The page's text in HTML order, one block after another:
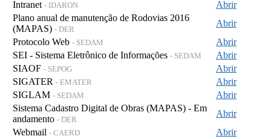
Intranet - IDARON
Abrir
Plano anual de manutenção de Rodovias 2016
(MAPAS) - DER
Abrir
Protocolo Web - SEDAM
Abrir
SEI - Sistema Eletrônico de Informações - SEDAM
Abrir
SIAOF - SEPOG
Abrir
SIGATER - EMATER
Abrir
SIGLAM - SEDAM
Abrir
Sistema Cadastro Digital de Obras (MAPAS) - Em
andamento - DER
Abrir
Webmail - CAERD
Abrir